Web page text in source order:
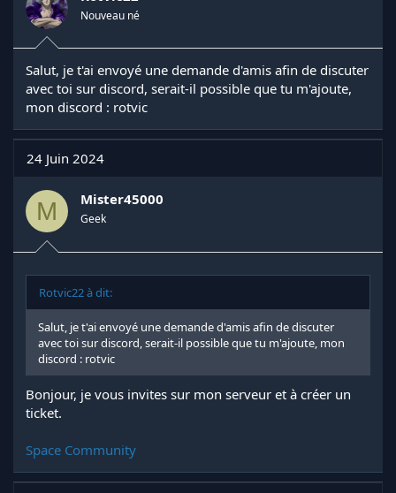
s
:
Nouveau né
Salut, je t'ai envoyé une demande d'amis afin de discuter
avec toi sur discord, serait-il possible que tu m'ajoute,
mon discord : rotvic
24 Juin 2024
M Mister45000
Geek
Rotvic22 à dit:
Salut, je t'ai envoyé une demande d'amis afin de discuter
avec toi sur discord, serait-il possible que tu m'ajoute, mon
discord : rotvic
Bonjour, je vous invites sur mon serveur et à créer un
ticket.
Space Community